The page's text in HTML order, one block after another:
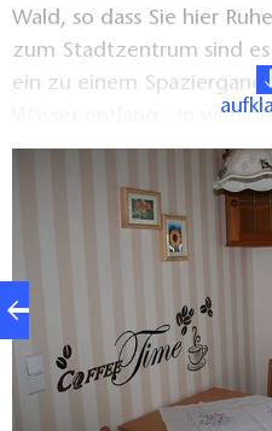
Wald, so dass Sie hier
zum Stadtzentrum sind
ein zu einem
Wasser entlang - in
Sie die Potsdamer
befindet sich im Anbau
verfügt über einen
finden Sie auch auf der
bepflanzten Garten.